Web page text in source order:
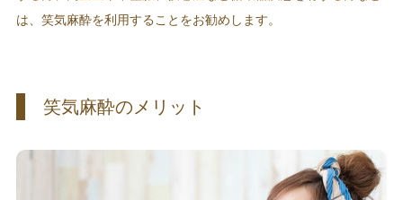
は、笑気麻酔を利用することをお勧めします。
笑気麻酔のメリット